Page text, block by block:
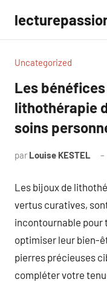
contenu
Uncategorized
Les
lithothérapie
soins
par Louise KESTEL
Les bijoux de
vertus curatives,
incontournable pour
optimiser leur bien-
pierres précieuses
compléter votre